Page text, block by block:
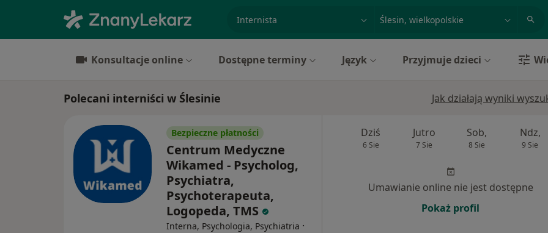
specjalizacja, badanie lub nazwiskomiasto lub dzielnica
Konsultacje online Dostępne terminy Język Przyjmuje dzieci
Polecani interniści w Ślesinie Jak działają wyniki
Bezpieczne płatności
Centrum Medyczne
Wikamed - Psycholog,
Psychiatra,
Psychoterapeuta,
Logopeda, TMS
Interna, Psychologia, Psychiatria ·
Dziś
6 Sie
Jutro
7 Sie
Sob,
8 Sie
Ndz,
9 Sie
Umawianie online nie jest dostępne
Pokaż profil